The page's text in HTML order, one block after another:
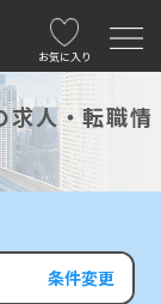
お気に入り
求人・転職情
条件変更